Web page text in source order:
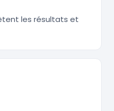
les résultats et